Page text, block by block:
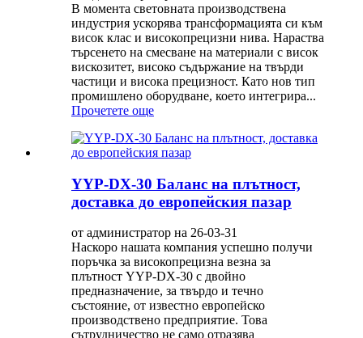
В момента световната производствена
индустрия ускорява трансформацията си към
висок клас и високопрецизни нива. Нараства
търсенето на смесване на материали с висок
вискозитет, високо съдържание на твърди
частици и висока прецизност. Като нов тип
промишлено оборудване, което интегрира...
Прочетете още
YYP-DX-30 Баланс на плътност,
доставка до европейския пазар
от администратор на 26-03-31
Наскоро нашата компания успешно получи
поръчка за високопрецизна везна за
плътност YYP-DX-30 с двойно
предназначение, за твърдо и течно
състояние, от известно европейско
производствено предприятие. Това
сътрудничество не само отразява